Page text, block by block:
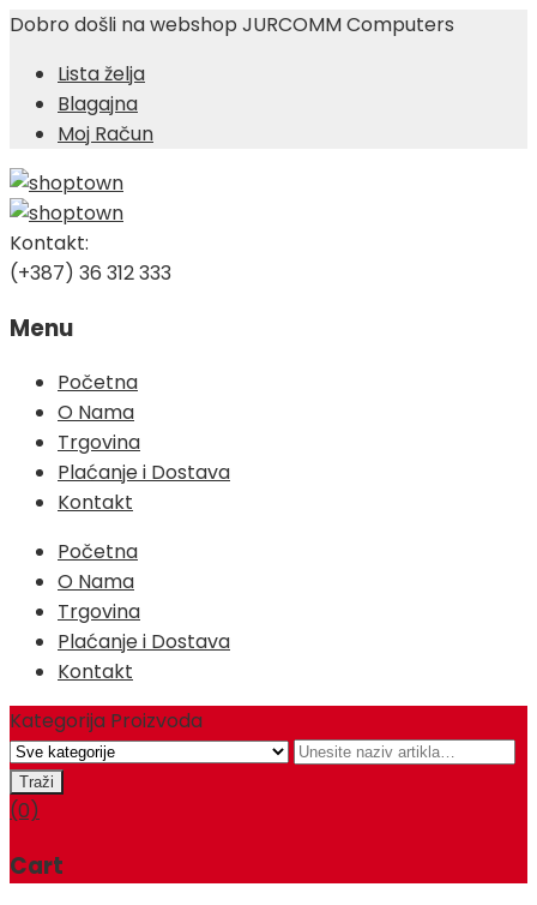
Dobro došli na webshop JURCOMM Computers
Lista želja
Blagajna
Moj Račun
Kontakt:
(+387) 36 312 333
Menu
Skip
content
Početna
O Nama
Trgovina
Plaćanje i Dostava
Kontakt
Početna
O Nama
Trgovina
Plaćanje i Dostava
Kontakt
Kategorija Proizvoda
(0)
Cart